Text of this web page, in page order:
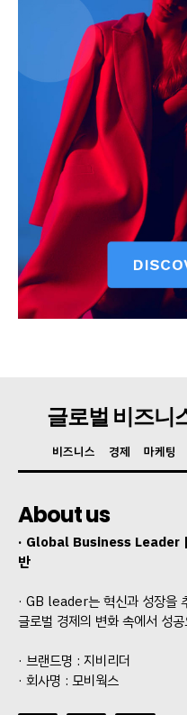
광고 및 제휴문의
구독자 의견
개인정보취급방침
청소년보호정책
글로벌 비즈니
비즈니스 경제 마케팅
About us
· Global Business Leader |
반
· GB leader는 혁신과 성장을
글로벌 경제의 변화 속에서 성
· 브랜드명 : 지비리더
· 회사명 : 모비웍스